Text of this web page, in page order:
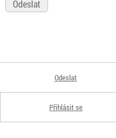
Odeslat
Přihlásit se